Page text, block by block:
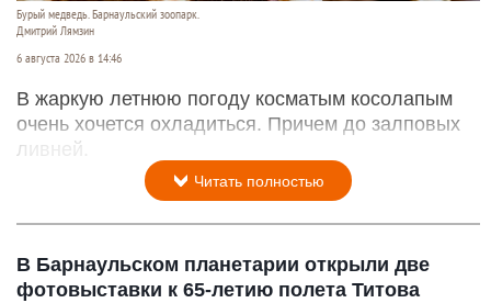
Бурый медведь. Барнаульский зоопарк.
Дмитрий Лямзин
6 августа 2026 в 14:46
В жаркую летнюю погоду косматым косолапым
очень хочется охладиться. Причем до залповых
ливней.
Читать полностью
В Барнаульском планетарии открыли две
фотовыставки к 65-летию полета Титова